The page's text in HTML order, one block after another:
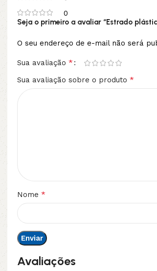
0
Avaliações
Seja o primeiro a avaliar “Estrado
O seu endereço de e-mail não será
Sua avaliação *
Sua avaliação sobre o produto *
Nome *